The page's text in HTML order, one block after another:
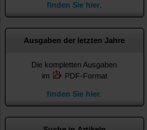
finden Sie hier
Ausgaben der letzten Jahre
Die kompletten Ausgaben
im
PDF-Format
finden Sie hier